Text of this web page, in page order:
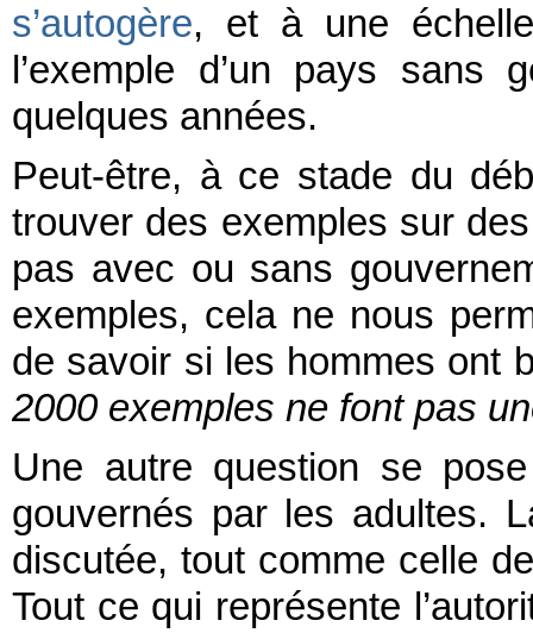
s’autogère, et à une
l’exemple d’un pays
quelques années.
Peut-être, à ce stade du
trouver des exemples sur
pas avec ou sans
exemples, cela ne nous
de savoir si les hommes ont
2000 exemples ne font pas
Une autre question se
gouvernés par les adultes.
discutée, tout comme celle
Tout ce qui représente